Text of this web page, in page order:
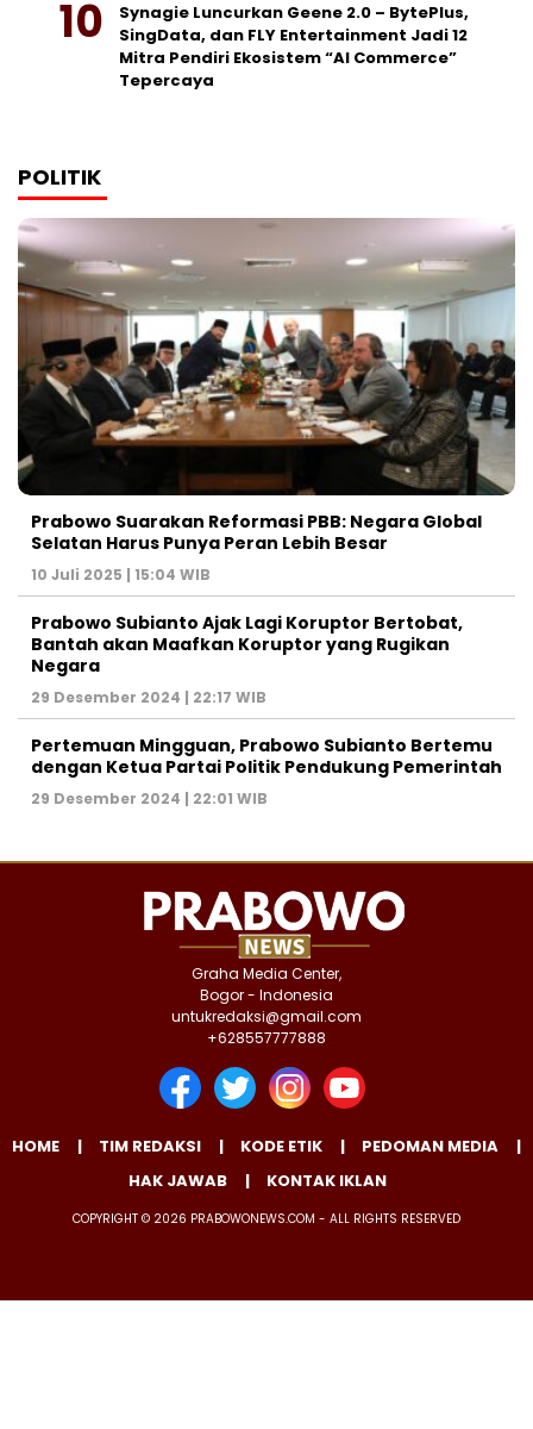
Synagie Luncurkan Geene 2.0 – BytePlus,
SingData, dan FLY Entertainment Jadi 12
Mitra Pendiri Ekosistem “AI Commerce”
Tepercaya
POLITIK
Prabowo Suarakan Reformasi PBB: Negara Global
Selatan Harus Punya Peran Lebih Besar
10 Juli 2025 | 15:04 WIB
Prabowo Subianto Ajak Lagi Koruptor Bertobat,
Bantah akan Maafkan Koruptor yang Rugikan
Negara
29 Desember 2024 | 22:17 WIB
Pertemuan Mingguan, Prabowo Subianto Bertemu
dengan Ketua Partai Politik Pendukung Pemerintah
29 Desember 2024 | 22:01 WIB
Graha Media Center,
Bogor - Indonesia
untukredaksi@gmail.com
+628557777888
HOME TIM REDAKSI KODE ETIK
PEDOMAN MEDIA
HAK JAWAB
KONTAK IKLAN
COPYRIGHT © 2026 PRABOWONEWS.COM - ALL RIGHTS RESERVED